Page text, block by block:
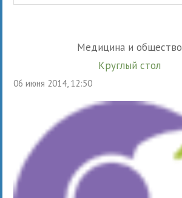
Медицина и общество
Круглый стол
06 июня 2014, 12:50